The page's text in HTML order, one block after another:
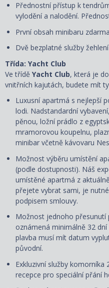
Přednostní přístup k
vylodění a nalodění.
První obsah minibaru
Dvě bezplatné služby
Třída: Yacht Club
Ve třídě Yacht Club, která je
vnitřních kajutách, budete mít
Luxusní apartmá s nejlepší
lodi. Nadstandardní
pěnou, ložní prádlo z
mramorovou koupelnu,
minibar včetně kávovaru
Možnost výběru umístění
(podle dostupnosti). Náš
umístěné apartmá z
přejete vybrat sami, je
podpisem smlouvy.
Možnost jednoho přesunutí
oznámená minimálně 32
plavba musí mít datum
původní.
Exkluzivní služby komorníka
recepce pro speciální přání